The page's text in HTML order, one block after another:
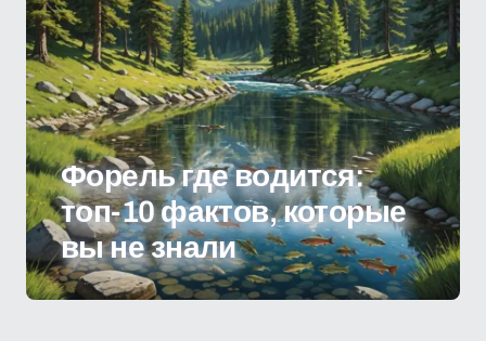
Форель где водится:
топ-10 фактов, которые
вы не знали